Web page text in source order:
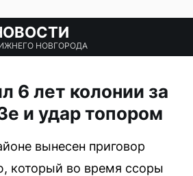
НОВГОРОДА
6 лет колонии за
и удар топором
вынесен приговор
который во время ссоры